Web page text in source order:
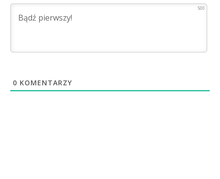
500
0 KOMENTARZY